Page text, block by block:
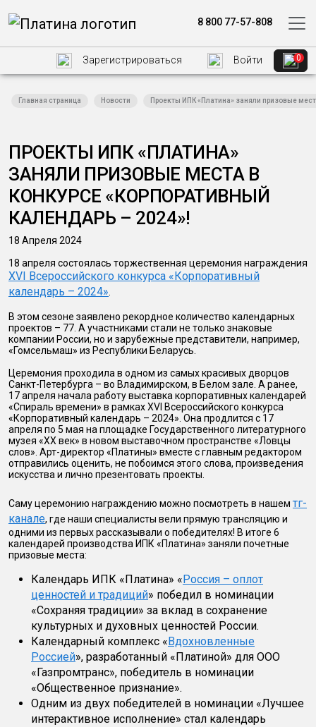
8 800 77-57-808
Зарегистрироваться Войти 0
Главная страница Новости Проекты ИПК «Платина» заняли призовые
ПРОЕКТЫ ИПК «ПЛАТИНА»
ЗАНЯЛИ ПРИЗОВЫЕ МЕСТА В
КОНКУРСЕ «КОРПОРАТИВНЫЙ
КАЛЕНДАРЬ – 2024»!
18 Апреля 2024
18 апреля состоялась торжественная церемония награждения
XVI Всероссийского конкурса «Корпоративный
календарь – 2024»
В этом сезоне заявлено рекордное количество календарных
проектов – 77. А участниками стали не только знаковые
компании России, но и зарубежные представители, например,
«Гомсельмаш» из Республики Беларусь.
Церемония проходила в одном из самых красивых дворцов
Санкт-Петербурга – во Владимирском, в Белом зале. А ранее,
17 апреля начала работу выставка корпоративных календарей
«Спираль времени» в рамках XVI Всероссийского конкурса
«Корпоративный календарь – 2024». Она продлится с 17
апреля по 5 мая на площадке Государственного литературного
музея «XX век» в новом выставочном пространстве «Ловцы
слов». Арт-директор «Платины» вместе с главным редактором
отправились оценить, не побоимся этого слова, произведения
искусства и лично презентовать проекты.
Саму церемонию награждению можно посмотреть в нашем тг-
канале, где наши специалисты вели прямую трансляцию и
одними из первых рассказывали о победителях! В итоге 6
календарей производства ИПК «Платина» заняли почетные
призовые места:
Календарь ИПК «Платина» «Россия – оплот
ценностей и традиций» победил в номинации
«Сохраняя традиции» за вклад в сохранение
культурных и духовных ценностей России.
Календарный комплекс «Вдохновленные
Россией», разработанный «Платиной» для ООО
«Газпромтранс», победитель в номинации
«Общественное признание».
Одним из двух победителей в номинации «Лучшее
интерактивное исполнение» стал календарь